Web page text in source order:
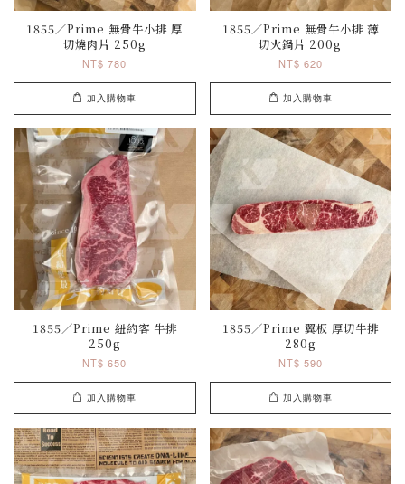
1855／Prime 無骨牛小排 厚
切燒肉片 250g
NT$ 780
加入購物車
1855／Prime 無骨牛小排 薄
切火鍋片 200g
NT$ 620
加入購物車
1855／Prime 紐約客 牛排
250g
NT$ 650
加入購物車
1855／Prime 翼板 厚切牛排
280g
NT$ 590
加入購物車